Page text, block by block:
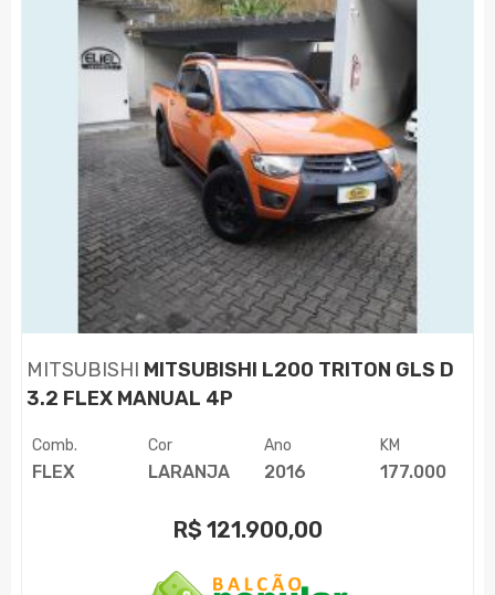
MITSUBISHI MITSUBISHI L200 TRITON GLS D
3.2 FLEX MANUAL 4P
Comb.
FLEX
Cor
LARANJA
Ano
2016
KM
177.000
R$ 121.900,00